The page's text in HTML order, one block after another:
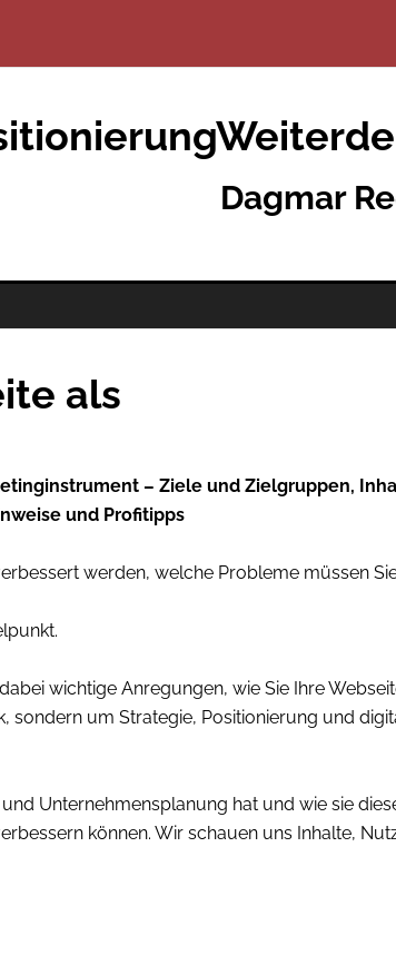
Dagmar
als
– Ziele und Zielgruppen,
und Profitipps
werden, welche Probleme müssen
wichtige Anregungen, wie Sie Ihre
sondern um Strategie, Positionierung und
Unternehmensplanung hat und wie sie
können. Wir schauen uns Inhalte,